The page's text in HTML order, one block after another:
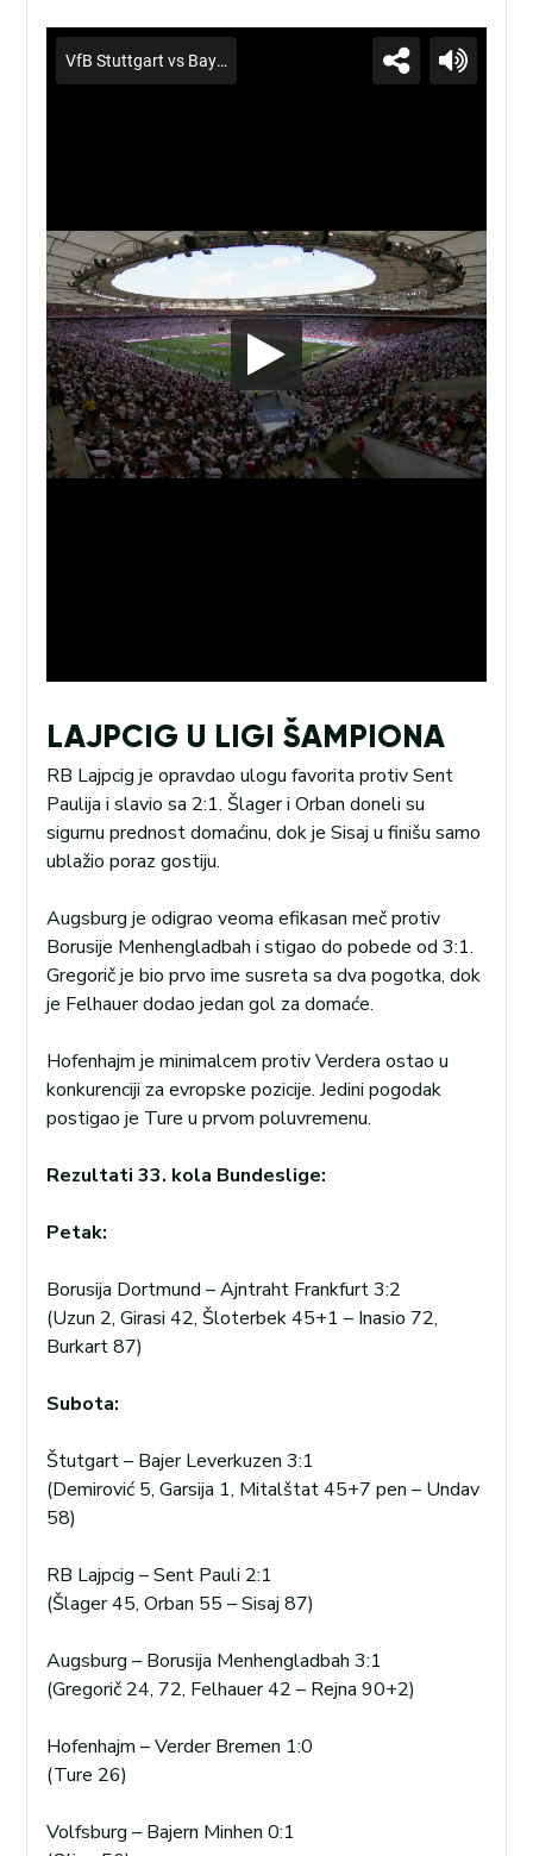
LAJPCIG U LIGI ŠAMPIONA
RB Lajpcig je opravdao ulogu favorita protiv Sent
Paulija i slavio sa 2:1. Šlager i Orban doneli su
sigurnu prednost domaćinu, dok je Sisaj u finišu samo
ublažio poraz gostiju.
Augsburg je odigrao veoma efikasan meč protiv
Borusije Menhengladbah i stigao do pobede od 3:1.
Gregorič je bio prvo ime susreta sa dva pogotka, dok
je Felhauer dodao jedan gol za domaće.
Hofenhajm je minimalcem protiv Verdera ostao u
konkurenciji za evropske pozicije. Jedini pogodak
postigao je Ture u prvom poluvremenu.
Rezultati 33. kola Bundeslige:
Petak:
Borusija Dortmund – Ajntraht Frankfurt 3:2
(Uzun 2, Girasi 42, Šloterbek 45+1 – Inasio 72,
Burkart 87)
Subota:
Štutgart – Bajer Leverkuzen 3:1
(Demirović 5, Garsija 1, Mitalštat 45+7 pen – Undav
58)
RB Lajpcig – Sent Pauli 2:1
(Šlager 45, Orban 55 – Sisaj 87)
Augsburg – Borusija Menhengladbah 3:1
(Gregorič 24, 72, Felhauer 42 – Rejna 90+2)
Hofenhajm – Verder Bremen 1:0
(Ture 26)
Volfsburg – Bajern Minhen 0:1